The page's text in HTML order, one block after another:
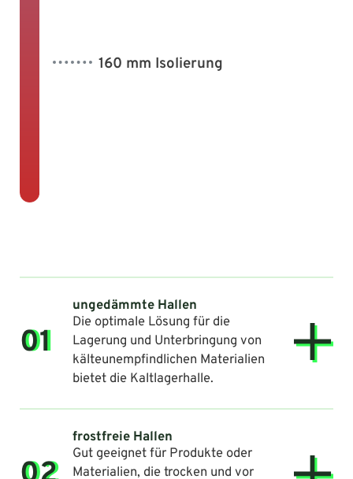
160 mm Isolierung
01
ungedämmte Hallen
Die optimale Lösung für die
Lagerung und Unterbringung von
kälteunempfindlichen Materialien
bietet die Kaltlagerhalle.
frostfreie Hallen
Gut geeignet für Produkte oder
Materialien, die trocken und vor